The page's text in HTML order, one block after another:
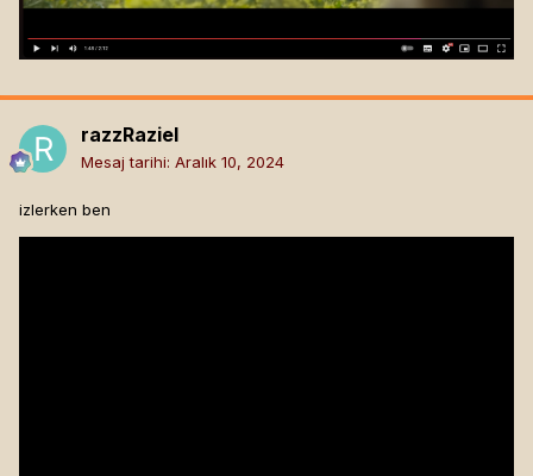
razzRaziel
Mesaj tarihi: Aralık 10, 2024
izlerken ben